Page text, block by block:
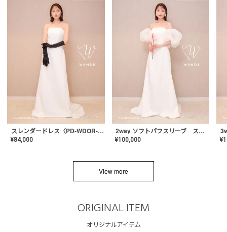
スレンダードレス〈PD-WDOR-2110〉
¥84,000
2way ソフトパフスリーブ スレンダードレス〈PD-WDOR-2112〉
¥100,000 ¥
View more
ORIGINAL ITEM
オリジナルアイテム